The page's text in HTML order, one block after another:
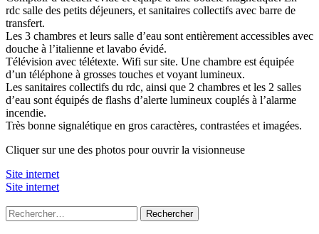
rdc salle des petits déjeuners, et sanitaires collectifs avec barre de
transfert.
Les 3 chambres et leurs salle d’eau sont entièrement accessibles avec
douche à l’italienne et lavabo évidé.
Télévision avec télétexte. Wifi sur site. Une chambre est équipée
d’un téléphone à grosses touches et voyant lumineux.
Les sanitaires collectifs du rdc, ainsi que 2 chambres et les 2 salles
d’eau sont équipés de flashs d’alerte lumineux couplés à l’alarme
incendie.
Très bonne signalétique en gros caractères, contrastées et imagées.
Cliquer sur une des photos pour ouvrir la visionneuse
Site internet
Site internet
Rechercher :